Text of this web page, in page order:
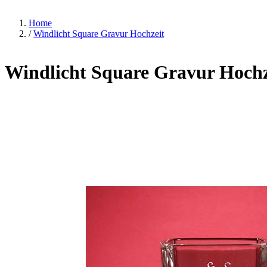
Home
/ Windlicht Square Gravur Hochzeit
Windlicht Square Gravur